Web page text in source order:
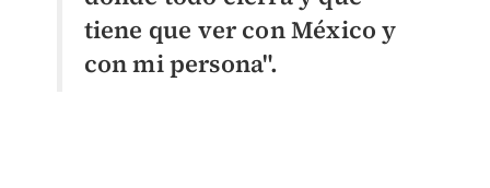
tiene que ver con México y
con mi persona".